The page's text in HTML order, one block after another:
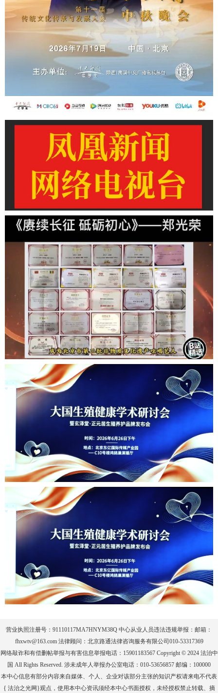
营业执照注册号：91110117MA7HNYM38Q 中心从业人员违法违规举报：邮箱：
fhxwtv@163.com 法律顾问：北京路通法律咨询服务有限公司010-53317369
网络敲诈和有偿删帖举报与有害信息举报电话：15901183567 Copyright © 2024 法治中
国 All Rights Reserved. 涉未成年人举报办公室电话：010-53656857 邮编：100000
本中心信息有部分内容来自媒体、个人、企业对该部分主张的知识产权请来电不代表
{ 法治之光网}观点，使用本中心资讯须经本中心书面授权，未经授权禁止转载、摘